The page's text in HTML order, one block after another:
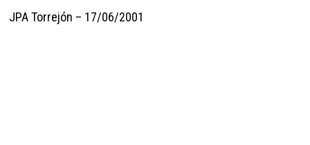
JPA Torrejón – 17/06/2001